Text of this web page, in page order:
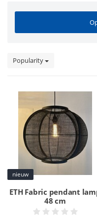
Popularity
nieuw
ETH Fabric pendant
48 cm